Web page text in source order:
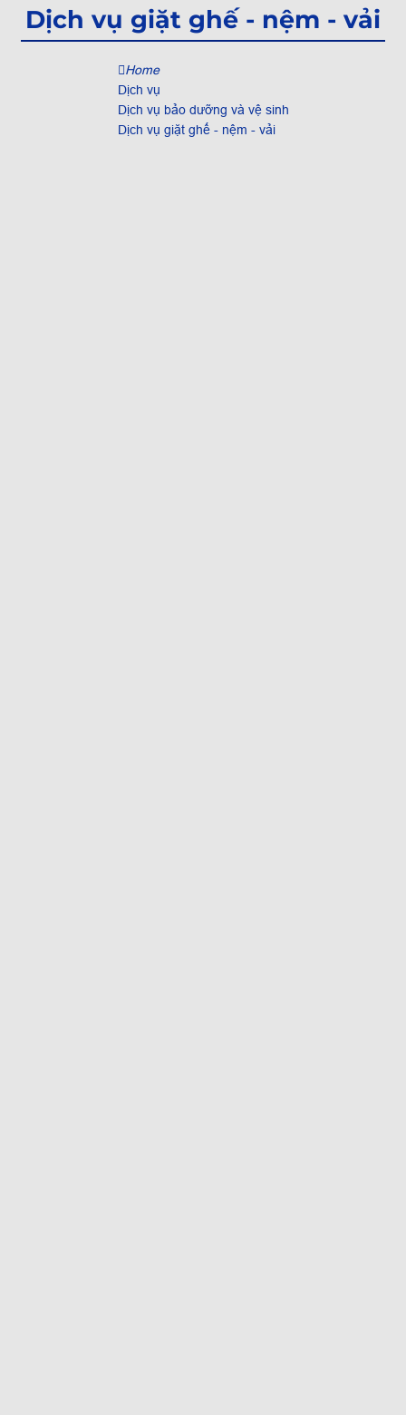
Dịch vụ giặt ghế - nệm - vải
Home
Dịch vụ
Dịch vụ bảo dưỡng và vệ sinh
Dịch vụ giặt ghế - nệm - vải